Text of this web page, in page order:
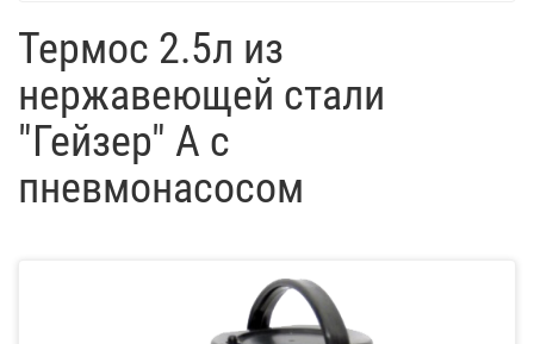
Термос 2.5л из
нержавеющей стали
"Гейзер" А с
пневмонасосом